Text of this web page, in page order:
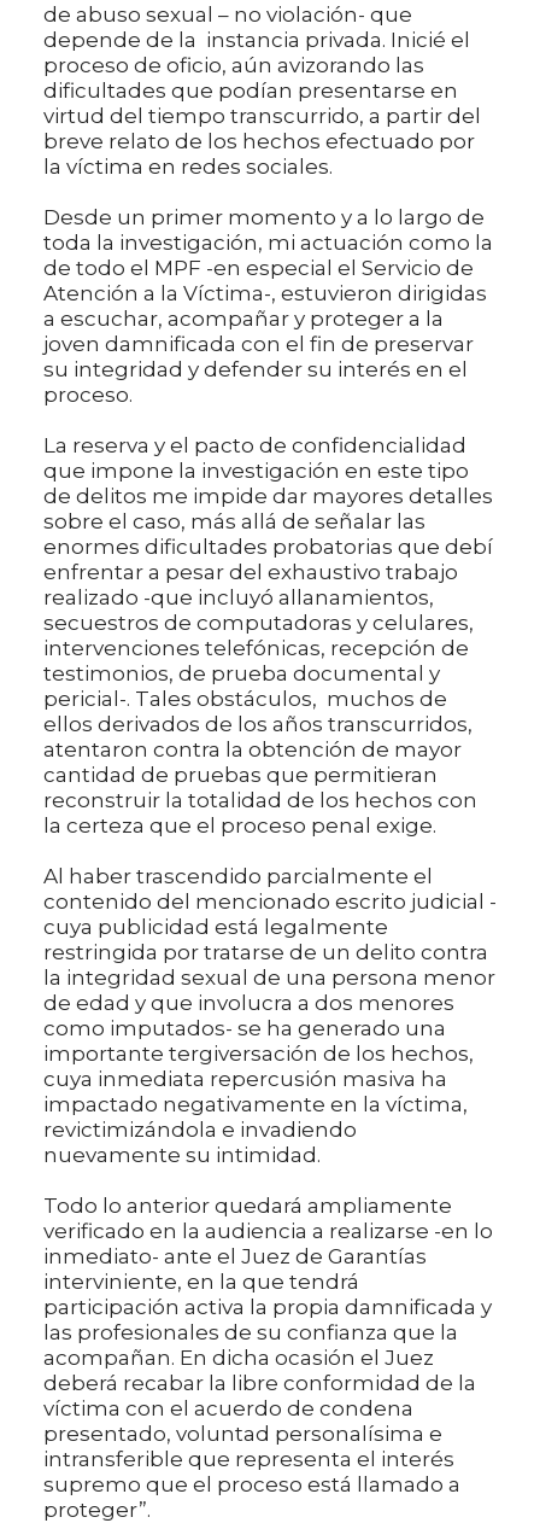
de abuso sexual – no violación- que
depende de la instancia privada. Inicié el
proceso de oficio, aún avizorando las
dificultades que podían presentarse en
virtud del tiempo transcurrido, a partir del
breve relato de los hechos efectuado por
la víctima en redes sociales.
Desde un primer momento y a lo largo de
toda la investigación, mi actuación como la
de todo el MPF -en especial el Servicio de
Atención a la Víctima-, estuvieron dirigidas
a escuchar, acompañar y proteger a la
joven damnificada con el fin de preservar
su integridad y defender su interés en el
proceso.
La reserva y el pacto de confidencialidad
que impone la investigación en este tipo
de delitos me impide dar mayores detalles
sobre el caso, más allá de señalar las
enormes dificultades probatorias que debí
enfrentar a pesar del exhaustivo trabajo
realizado -que incluyó allanamientos,
secuestros de computadoras y celulares,
intervenciones telefónicas, recepción de
testimonios, de prueba documental y
pericial-. Tales obstáculos, muchos de
ellos derivados de los años transcurridos,
atentaron contra la obtención de mayor
cantidad de pruebas que permitieran
reconstruir la totalidad de los hechos con
la certeza que el proceso penal exige.
Al haber trascendido parcialmente el
contenido del mencionado escrito judicial -
cuya publicidad está legalmente
restringida por tratarse de un delito contra
la integridad sexual de una persona menor
de edad y que involucra a dos menores
como imputados- se ha generado una
importante tergiversación de los hechos,
cuya inmediata repercusión masiva ha
impactado negativamente en la víctima,
revictimizándola e invadiendo
nuevamente su intimidad.
Todo lo anterior quedará ampliamente
verificado en la audiencia a realizarse -en lo
inmediato- ante el Juez de Garantías
interviniente, en la que tendrá
participación activa la propia damnificada y
las profesionales de su confianza que la
acompañan. En dicha ocasión el Juez
deberá recabar la libre conformidad de la
víctima con el acuerdo de condena
presentado, voluntad personalísima e
intransferible que representa el interés
supremo que el proceso está llamado a
proteger”.